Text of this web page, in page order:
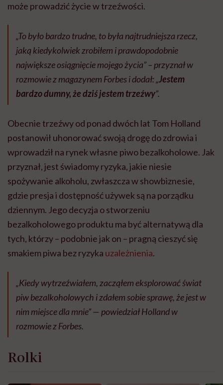
może prowadzić życie w trzeźwości.
„To było bardzo trudne, to była najtrudniejsza rzecz,
jaką kiedykolwiek zrobiłem i prawdopodobnie
największe osiągnięcie mojego życia” – przyznał w
rozmowie z magazynem Forbes i dodał: „Jestem
bardzo dumny, że dziś jestem trzeźwy”.
Obecnie trzeźwy od ponad dwóch lat Tom Holland
postanowił uhonorować swoją drogę do zdrowia i
wprowadził na rynek własne piwo bezalkoholowe. Jak
przyznał, jest świadomy ryzyka, jakie niesie
spożywanie alkoholu, zwłaszcza w showbiznesie,
gdzie presja i dostępność używek są na porządku
dziennym. Jego decyzja o stworzeniu
bezalkoholowego produktu ma być alternatywą dla
tych, którzy – podobnie jak on – pragną cieszyć się
smakiem piwa bez ryzyka uzależnienia.
„Kiedy wytrzeźwiałem, zacząłem eksplorować świat
piw bezalkoholowych i zdałem sobie sprawę, że jest w
nim miejsce dla mnie” — powiedział Holland w
rozmowie z Forbes.
Rolki